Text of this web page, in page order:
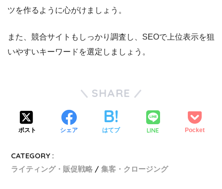
ツを作るように心がけましょう。
また、競合サイトもしっかり調査し、SEOで上位表示を狙
いやすいキーワードを選定しましょう。
SHARE
ポスト シェア はてブ LINE Pocket
CATEGORY :
ライティング・販促戦略
集客・クロージング